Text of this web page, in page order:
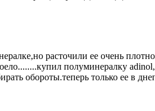
расточили ее очень
полуминералку
обороты.теперь только ее в